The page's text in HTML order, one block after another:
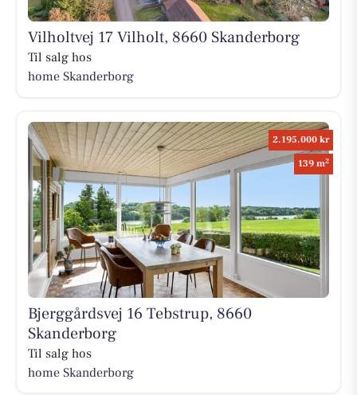
Vilholtvej 17 Vilholt, 8660 Skanderborg
Til salg hos
home Skanderborg
2.195.000 kr
139 m2
Bjerggårdsvej 16 Tebstrup, 8660
Skanderborg
Til salg hos
home Skanderborg